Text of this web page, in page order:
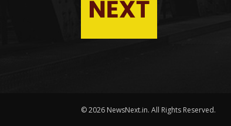
© 2026 NewsNext.in. All Rights Reserved.